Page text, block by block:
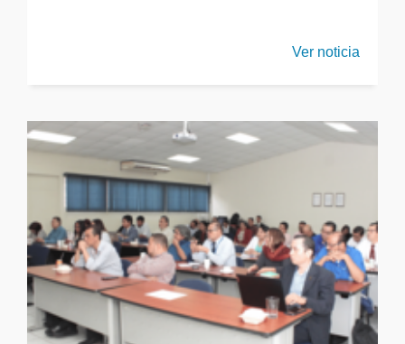
Ver noticia